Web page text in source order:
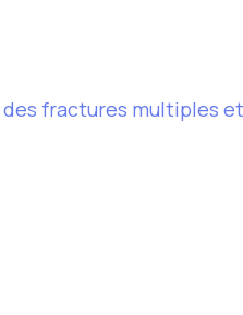
des fractures multiples